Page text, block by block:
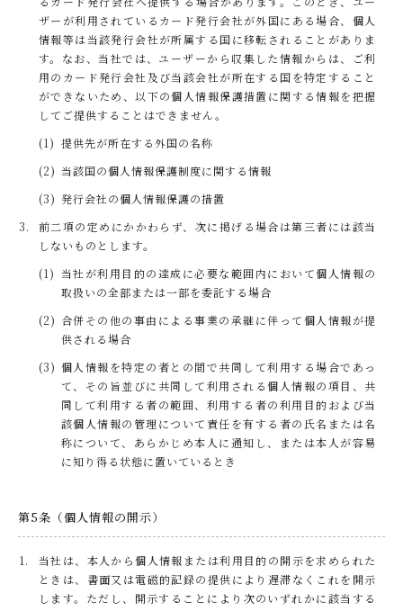
ザーが利用されているカード発行会社が外国にある場合、個人
情報等は当該発行会社が所属する国に移転されることがありま
す。なお、当社では、ユーザーから収集した情報からは、ご利
用のカード発行会社及び当該会社が所在する国を特定すること
ができないため、以下の個人情報保護措置に関する情報を把握
してご提供することはできません。
提供先が所在する外国の名称
当該国の個人情報保護制度に関する情報
発行会社の個人情報保護の措置
前二項の定めにかかわらず、次に掲げる場合は第三者には該当
しないものとします。
当社が利用目的の達成に必要な範囲内において個人情報の
取扱いの全部または一部を委託する場合
合併その他の事由による事業の承継に伴って個人情報が提
供される場合
個人情報を特定の者との間で共同して利用する場合であっ
て、その旨並びに共同して利用される個人情報の項目、共
同して利用する者の範囲、利用する者の利用目的および当
該個人情報の管理について責任を有する者の氏名または名
称について、あらかじめ本人に通知し、または本人が容易
に知り得る状態に置いているとき
第5条（個人情報の開示）
当社は、本人から個人情報または利用目的の開示を求められた
ときは、書面又は電磁的記録の提供により遅滞なくこれを開示
します。ただし、開示することにより次のいずれかに該当する